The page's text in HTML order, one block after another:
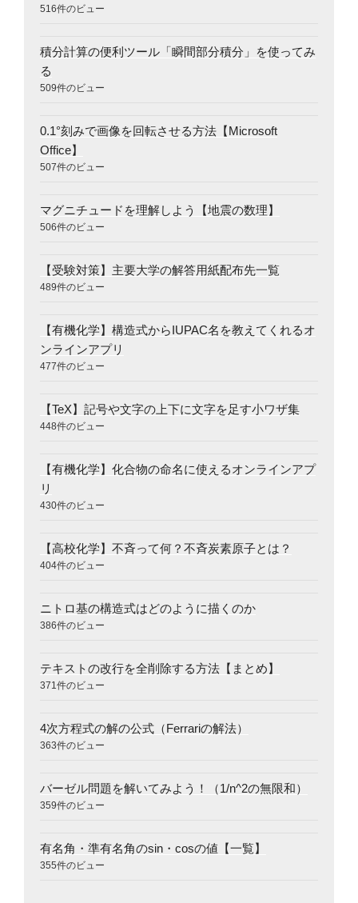
516件のビュー
積分計算の便利ツール「瞬間部分積分」を使ってみ
る
509件のビュー
0.1°刻みで画像を回転させる方法【Microsoft
Office】
507件のビュー
マグニチュードを理解しよう【地震の数理】
506件のビュー
【受験対策】主要大学の解答用紙配布先一覧
489件のビュー
【有機化学】構造式からIUPAC名を教えてくれるオ
ンラインアプリ
477件のビュー
【TeX】記号や文字の上下に文字を足す小ワザ集
448件のビュー
【有機化学】化合物の命名に使えるオンラインアプ
リ
430件のビュー
【高校化学】不斉って何？不斉炭素原子とは？
404件のビュー
ニトロ基の構造式はどのように描くのか
386件のビュー
テキストの改行を全削除する方法【まとめ】
371件のビュー
4次方程式の解の公式（Ferrariの解法）
363件のビュー
バーゼル問題を解いてみよう！（1/n^2の無限和）
359件のビュー
有名角・準有名角のsin・cosの値【一覧】
355件のビュー